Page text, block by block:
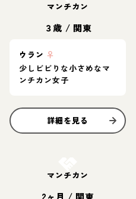
マンチカン
３歳 / 関東
ウラン ♀
少しビビりな小さめなマ
ンチカン女子
詳細を見る
マンチカン
2ヶ月 / 関東